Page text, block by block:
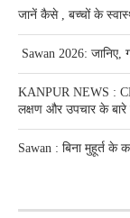
जानें कैसे , बच्चों के
Sawan 2026: जानिए,
KANPUR NEWS :
लक्षण और उपचार के बारे
Sawan : बिना मुहूर्त